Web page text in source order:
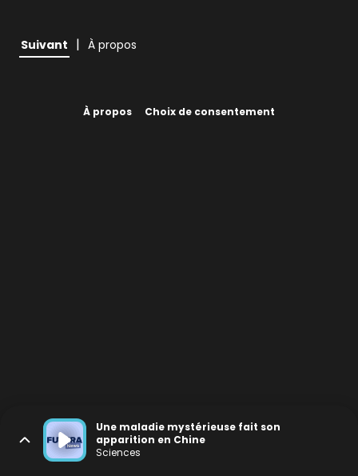
Suivant | À propos
À propos Choix de consentement
Une maladie mystérieuse fait son
apparition en Chine
Sciences